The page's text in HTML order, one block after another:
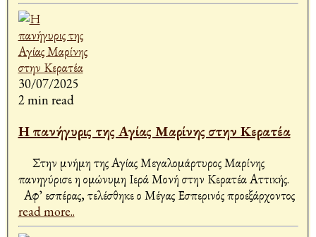
30/07/2025
2 min read
Η πανήγυρις της Αγίας Μαρίνης στην Κερατέα
Στην μνήμη της Αγίας Μεγαλομάρτυρος Μαρίνης
πανηγύρισε η ομώνυμη Ιερά Μονή στην Κερατέα Αττικής.
Αφ᾽ εσπέρας, τελέσθηκε ο Μέγας Εσπερινός προεξάρχοντος
read more..